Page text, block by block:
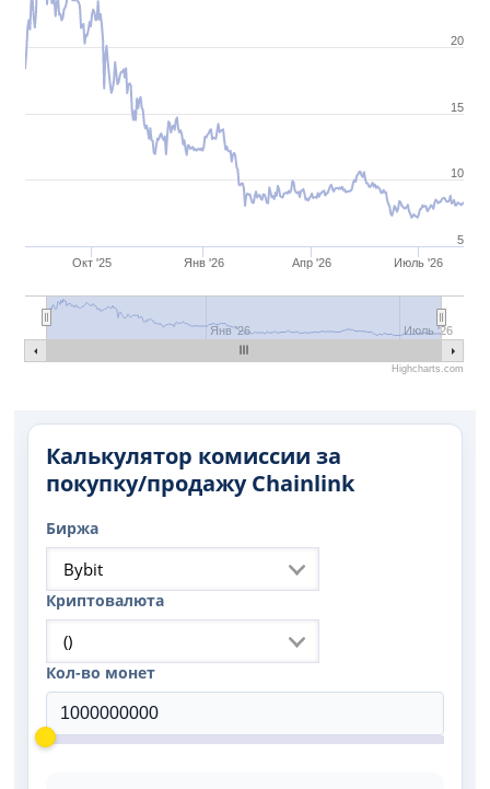
Окт '25 Янв '26 Апр '26 Июль '26
Янв '26 Июль '26
5
10
15
20
Highcharts.com
Калькулятор комиссии за
покупку/продажу Chainlink
Биржа
Bybit
Криптовалюта
()
Кол-во монет